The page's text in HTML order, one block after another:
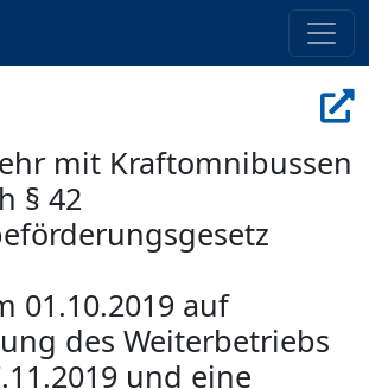
mit Kraftomnibussen
§ 42
01.10.2019 auf
des Weiterbetriebs
und eine